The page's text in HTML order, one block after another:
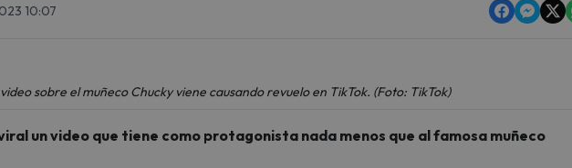
10:07
sobre el muñeco Chucky viene causando revuelo en TikTok. (Foto: TikTok)
un video que tiene como protagonista nada menos que al famosa muñeco